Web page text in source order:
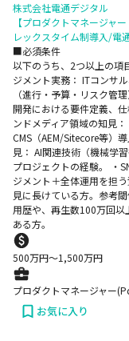
株式会社電通デジタル
【プロダクトマネージャ
レックスタイム制導入/電
■必須条件
以下のうち、2つ以上の項
ジメント実務： ITコンサ
（進行・予算・リスク管
開発における要件定義、
ンドメディア領域の知見
CMS（AEM/Sitecore等）
見： AI関連技術（機械学
プロジェクトの経験。 ・
ジメント＋全体運用を担
見に長けている方。参考
用歴や、再生数100万回
ある方。
500万円〜1,500万円
プロダクトマネージャー
お気に入り